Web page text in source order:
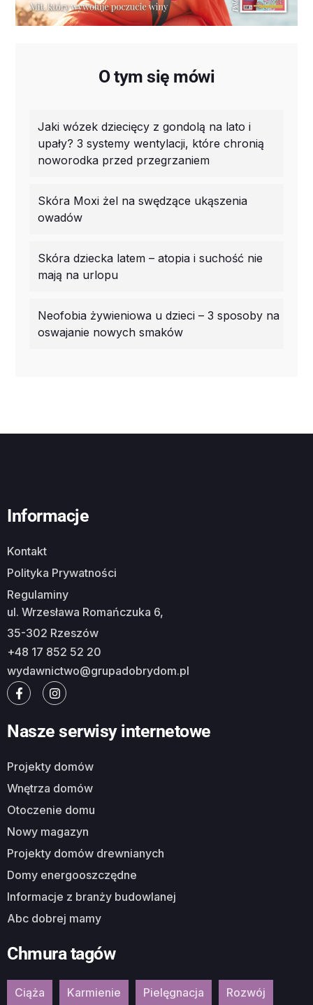
O tym się mówi
Jaki wózek dziecięcy z gondolą na lato i
upały? 3 systemy wentylacji, które chronią
noworodka przed przegrzaniem
Skóra Moxi żel na swędzące ukąszenia
owadów
Skóra dziecka latem – atopia i suchość nie
mają na urlopu
Neofobia żywieniowa u dzieci – 3 sposoby na
oswajanie nowych smaków
Informacje
Kontakt
Polityka Prywatności
Regulaminy
ul. Wrzesława Romańczuka 6,
35-302 Rzeszów
+48 17 852 52 20
wydawnictwo@grupadobrydom.pl
Nasze serwisy internetowe
Projekty domów
Wnętrza domów
Otoczenie domu
Nowy magazyn
Projekty domów drewnianych
Domy energooszczędne
Informacje z branży budowlanej
Abc dobrej mamy
Chmura tagów
Ciąża Karmienie Pielęgnacja Rozwój